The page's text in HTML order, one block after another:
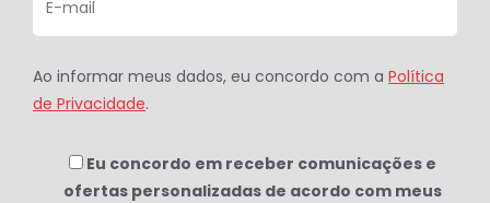
Ao informar meus dados, eu concordo com a Política
de Privacidade.
Eu concordo em receber comunicações e
ofertas personalizadas de acordo com meus